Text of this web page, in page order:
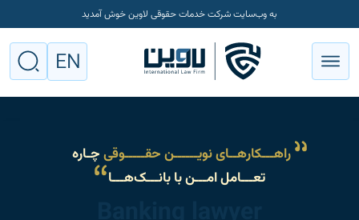
به وب‌سایت شرکت خدمات حقوقی لاوین خوش آمدید
EN
راهـــکارهــای نویــــــن حقـــــوقی چـاره
تعـــامل امـــن با بانـــک‌هـــا